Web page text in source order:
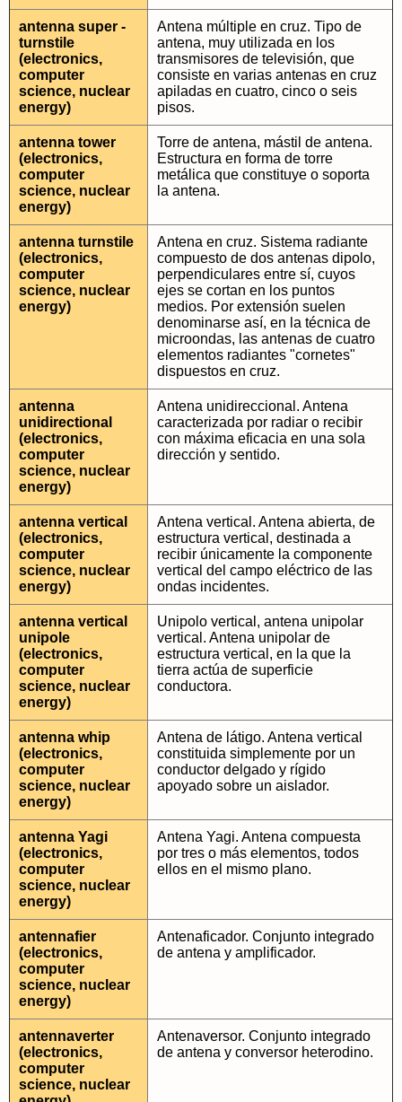
antenna super -
turnstile
(electronics,
computer
science, nuclear
energy)
Antena múltiple en cruz. Tipo de
antena, muy utilizada en los
transmisores de televisión, que
consiste en varias antenas en cruz
apiladas en cuatro, cinco o seis
pisos.
antenna tower
(electronics,
computer
science, nuclear
energy)
Torre de antena, mástil de antena.
Estructura en forma de torre
metálica que constituye o soporta
la antena.
antenna turnstile
(electronics,
computer
science, nuclear
energy)
Antena en cruz. Sistema radiante
compuesto de dos antenas dipolo,
perpendiculares entre sí, cuyos
ejes se cortan en los puntos
medios. Por extensión suelen
denominarse así, en la técnica de
microondas, las antenas de cuatro
elementos radiantes "cornetes"
dispuestos en cruz.
antenna
unidirectional
(electronics,
computer
science, nuclear
energy)
Antena unidireccional. Antena
caracterizada por radiar o recibir
con máxima eficacia en una sola
dirección y sentido.
antenna vertical
(electronics,
computer
science, nuclear
energy)
Antena vertical. Antena abierta, de
estructura vertical, destinada a
recibir únicamente la componente
vertical del campo eléctrico de las
ondas incidentes.
antenna vertical
unipole
(electronics,
computer
science, nuclear
energy)
Unipolo vertical, antena unipolar
vertical. Antena unipolar de
estructura vertical, en la que la
tierra actúa de superficie
conductora.
antenna whip
(electronics,
computer
science, nuclear
energy)
Antena de látigo. Antena vertical
constituida simplemente por un
conductor delgado y rígido
apoyado sobre un aislador.
antenna Yagi
(electronics,
computer
science, nuclear
energy)
Antena Yagi. Antena compuesta
por tres o más elementos, todos
ellos en el mismo plano.
antennafier
(electronics,
computer
science, nuclear
energy)
Antenaficador. Conjunto integrado
de antena y amplificador.
antennaverter
(electronics,
computer
science, nuclear
Antenaversor. Conjunto integrado
de antena y conversor heterodino.